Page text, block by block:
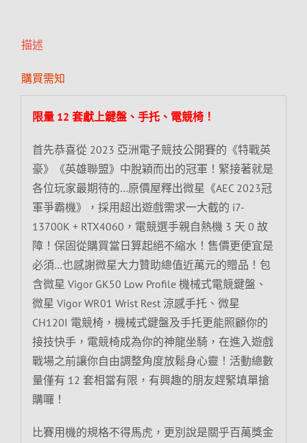
描述
購買需知
限量 12 套獻上鍵盤、手托、電競椅！
首先恭喜從 2023 亞洲電子競技公開賽的《特戰英
豪》《英雄聯盟》中脫穎而出的冠軍！緊接著就是
各位玩家最期待的…原價屋釋出微星《AEC 2023冠
軍爭霸機》，採用超出遊戲需求一大截的 i7-
13700K + RTX4060，電競選手親自熱機 3 天 0 故
障！保固從購買當日算起絕不縮水！售價更便宜是
必須…也感謝微星大力贊助總值近萬元的贈品！包
含微星 Vigor GK50 Low Profile 機械式電競鍵盤、
微星 Vigor WR01 Wrist Rest 涼感手托、微星
CH120I 電競椅，機械式鍵盤及手托更能照顧你的
接技快手，電競椅成為你的神龍坐騎，在進入遊戲
戰場之前讓你自由調整角度放鬆身心靈！活動總數
量僅有 12 套相當有限，有興趣的朋友趕緊填單搶
購囉！
比賽用機的規格不得馬虎，更別說是關乎百萬獎金